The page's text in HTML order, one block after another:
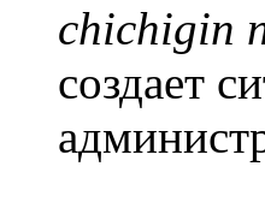
chichigin
создает